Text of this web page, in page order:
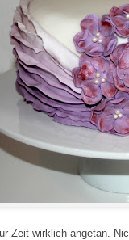
Zeit wirklich angetan.